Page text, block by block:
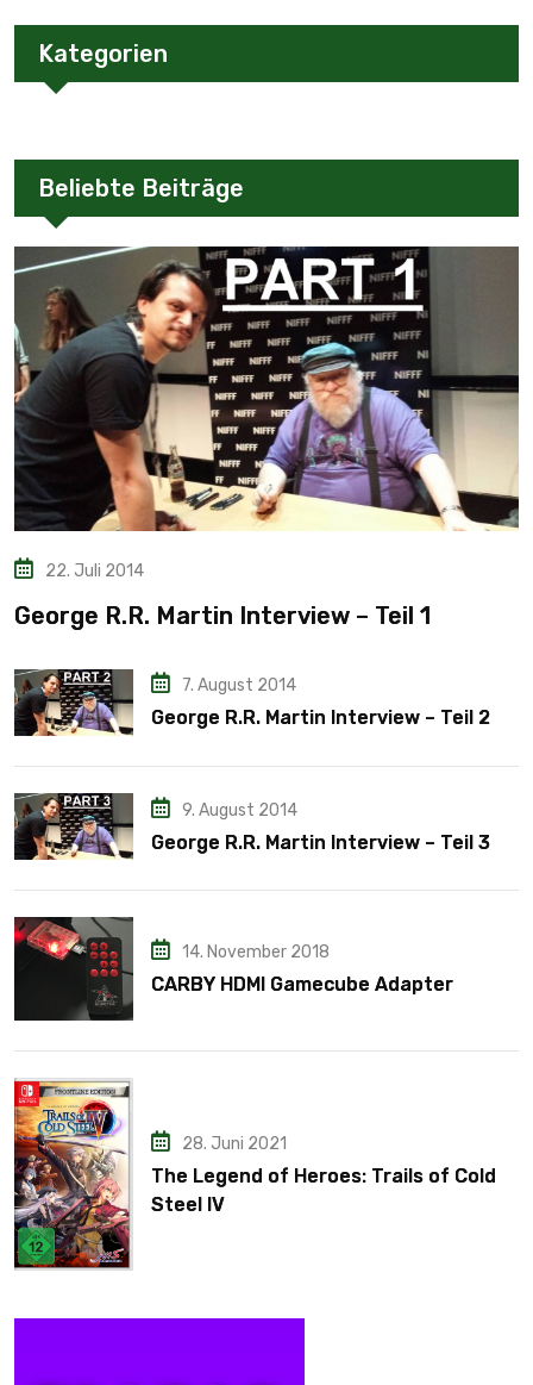
Kategorien
Beliebte Beiträge
22. Juli 2014
George R.R. Martin Interview – Teil 1
7. August 2014
George R.R. Martin Interview – Teil 2
9. August 2014
George R.R. Martin Interview – Teil 3
14. November 2018
CARBY HDMI Gamecube Adapter
28. Juni 2021
The Legend of Heroes: Trails of Cold
Steel IV